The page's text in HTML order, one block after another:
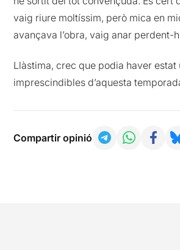
vaig riure moltíssim, però mica en
avançava l’obra, vaig anar perdent-
Llàstima, crec que podia haver estat
imprescindibles d’aquesta
Compartir opinió